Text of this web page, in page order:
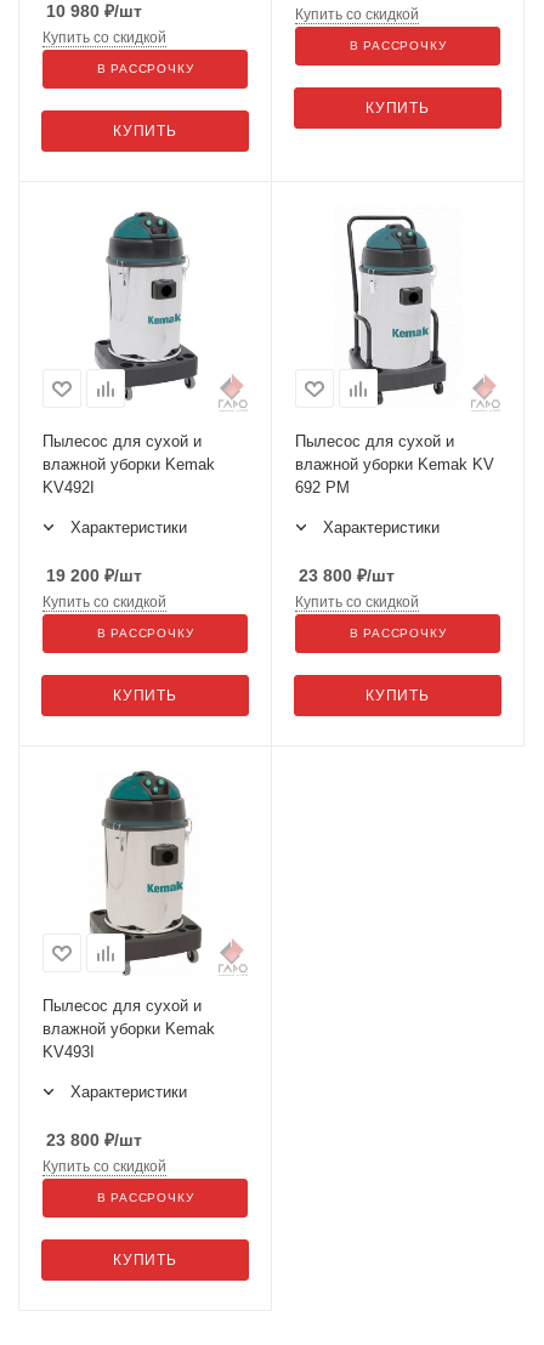
10 980 ₽/шт
КУПИТЬ
Купить со скидкой
В РАССРОЧКУ
КУПИТЬ
Купить со скидкой
В РАССРОЧКУ
Пылесос для сухой и
влажной уборки Kemak
KV492I
Характеристики
19 200 ₽/шт
КУПИТЬ
Купить со скидкой
В РАССРОЧКУ
Пылесос для сухой и
влажной уборки Kemak KV
692 PM
Характеристики
23 800 ₽/шт
КУПИТЬ
Купить со скидкой
В РАССРОЧКУ
Пылесос для сухой и
влажной уборки Kemak
KV493I
Характеристики
23 800 ₽/шт
КУПИТЬ
Купить со скидкой
В РАССРОЧКУ